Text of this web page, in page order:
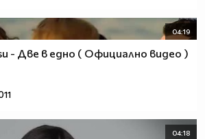
04:19
- Две в едно ( Официално видео )
04:18